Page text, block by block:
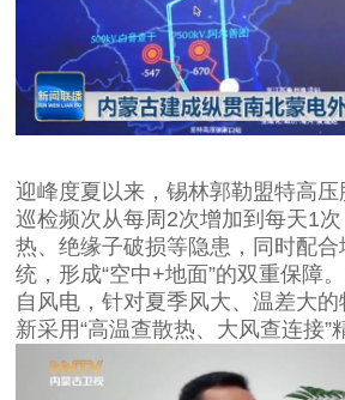
迎峰度夏以来，锡林郭勒盟特高
巡检频次从每周2次增加到每天1
热、绝缘子破损等隐患，同时配
统，形成“空中+地面”的双重保障
自风电，针对夏季风大、温差大的
新采用“高温查散热、大风查连接”